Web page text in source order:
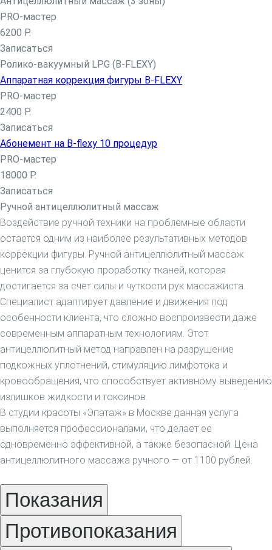
Плазмолифтинг
Плазмолифтинг лица
Плазмолифтинг кожи головы
Уколы ботокса
Ксеомин
Мезотерапия
Мезотерапия вокруг глаз
Мезотерапия головы
Мезотерапия лица
Контурная пластика лица филлерами
Контурная пластика губ
Биоревитализация
Биоревитализация глаз
Биоревитализация губ
Биоревитализация рук
Биоревитализация шеи
Газожидкостный пилинг
Газожидкостный пилинг головы
Газожидкостный пилинг лица
Восковая депиляция
Депиляция подмышек
SPA-шугаринг
Электроэпиляция
Электроэпиляция живота
Электроэпиляция бикини
Электроэпиляция груди
Электроэпиляция лица
Лазерная эпиляция
Лазерная эпиляция для мужчин
Лазерная эпиляция бикини
Лазерная эпиляция груди
PRO-мастер
6200 Р.
Записаться
Ролико-вакуумный LPG (B-FLEXY)
Аппаратная коррекция фигуры B-FLEXY
PRO-мастер
2400 Р.
Записаться
Абонемент на B-flexy 10 процедур
PRO-мастер
18000 Р.
Записаться
Ручной антицеллюлитный массаж
Воздействие ручной техники на проблемные области
остается одним из наиболее результативных методов
коррекции фигуры. Ручной антицеллюлитный массаж
ценится за глубокую проработку тканей, которая
достигается за счет силы и чуткости рук массажиста.
Специалист адаптирует давление и движения под
особенности клиента, что сложно воспроизвести даже
современным аппаратным технологиям. Этот
антицеллюлитный метод направлен на разрушение
подкожных уплотнений, стимуляцию лимфотока и
кровообращения, что способствует активному выведению
излишков жидкости и токсинов.
В студии красоты «Эпатаж» в Москве данная услуга
выполняется профессионалами, что делает ее
одновременно эффективной, а также безопасной. Цена
антицеллюлитного массажа ручного — от 1100 рублей.
Показания
Противопоказания